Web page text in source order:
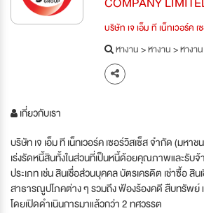
บริษัท เจ เอ็ม ที เน็ทเวอร์ค
หางาน>หางาน>หางา
เกี่ยวกับเรา
บริษัท เจ เอ็ม ที เน็ทเวอร์ค เซอร์วิสเซ็ส จํากัด (มหา
เร่งรัดหนี้สินทั้งในส่วนที่เป็นหนี้ด้อยคุณภาพและรับ
ประเภท เช่น สินเชื่อส่วนบุคคล บัตรเครดิต เช่าซื้อ สิ
สาธารณูปโภคต่าง ๆ รวมถึง ฟ้องร้องคดี สืบทรัพย์
โดยเปิดดำเนินการมาแล้วกว่า 2 ทศวรรต